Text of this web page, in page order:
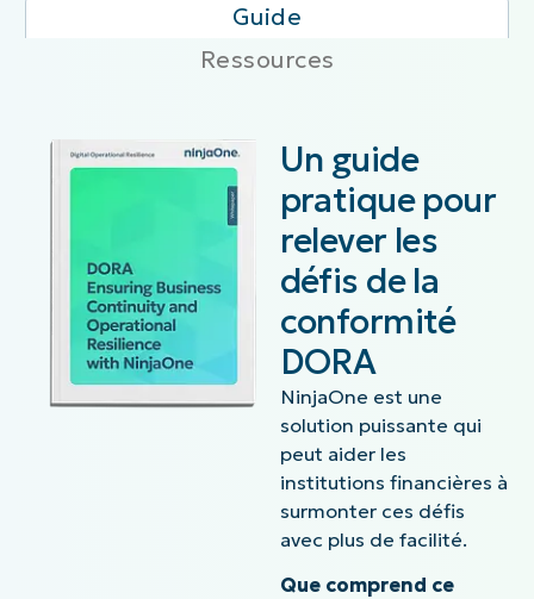
Guide
Ressources
Un guide
pratique pour
relever les
défis de la
conformité
DORA
NinjaOne est une
solution puissante qui
peut aider les
institutions financières à
surmonter ces défis
avec plus de facilité.
Que comprend ce